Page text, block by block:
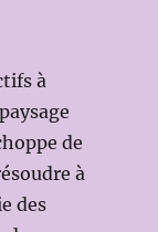
à
de
à
des